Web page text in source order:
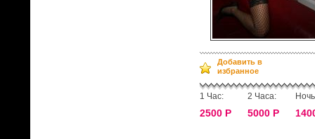
Добавить в
избранное
1 Час:
2500 Р
2 Часа:
5000 Р